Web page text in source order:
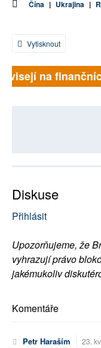
Čína | Ukrajina |
Vytisknout
na
Diskuse
Přihlásit
Upozorňujeme, že
vyhrazují právo
jakémukoliv
Komentáře
Petr Haraším 23.